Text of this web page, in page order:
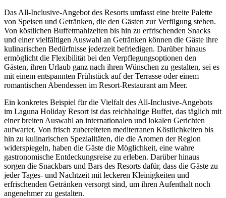
Das All-Inclusive-Angebot des Resorts umfasst eine breite Palette
von Speisen und Getränken, die den Gästen zur Verfügung stehen.
Von köstlichen Buffetmahlzeiten bis hin zu erfrischenden Snacks
und einer vielfältigen Auswahl an Getränken können die Gäste ihre
kulinarischen Bedürfnisse jederzeit befriedigen. Darüber hinaus
ermöglicht die Flexibilität bei den Verpflegungsoptionen den
Gästen, ihren Urlaub ganz nach ihren Wünschen zu gestalten, sei es
mit einem entspannten Frühstück auf der Terrasse oder einem
romantischen Abendessen im Resort-Restaurant am Meer.
Ein konkretes Beispiel für die Vielfalt des All-Inclusive-Angebots
im Laguna Holiday Resort ist das reichhaltige Buffet, das täglich mit
einer breiten Auswahl an internationalen und lokalen Gerichten
aufwartet. Von frisch zubereiteten mediterranen Köstlichkeiten bis
hin zu kulinarischen Spezialitäten, die die Aromen der Region
widerspiegeln, haben die Gäste die Möglichkeit, eine wahre
gastronomische Entdeckungsreise zu erleben. Darüber hinaus
sorgen die Snackbars und Bars des Resorts dafür, dass die Gäste zu
jeder Tages- und Nachtzeit mit leckeren Kleinigkeiten und
erfrischenden Getränken versorgt sind, um ihren Aufenthalt noch
angenehmer zu gestalten.